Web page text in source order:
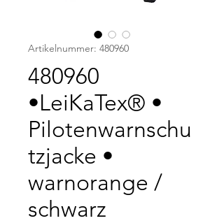
Artikelnummer: 480960
480960
•LeiKaTex® •
Pilotenwarnschu
tzjacke •
warnorange /
schwarz